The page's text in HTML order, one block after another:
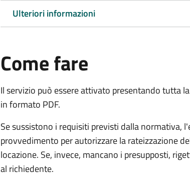
Ulteriori informazioni
Come fare
Il servizio può essere attivato presentando tutta
in formato PDF.
Se sussistono i requisiti previsti dalla normativa,
provvedimento per autorizzare la rateizzazione
locazione. Se, invece, mancano i presupposti,
al richiedente.